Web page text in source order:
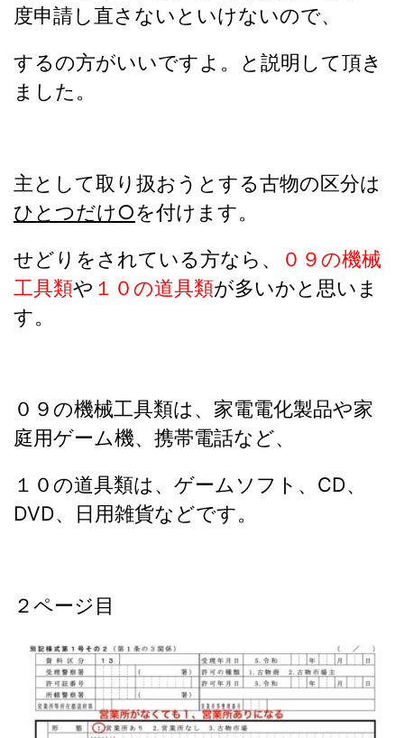
度申請し直さないといけないので、
するの方がいいですよ。と説明して頂き
ました。
主として取り扱おうとする古物の区分は
ひとつだけ○を付けます。
せどりをされている方なら、
０９の機械
工具類や １０の道具類が多いかと思いま
す。
０９の機械工具類は、家電電化製品や家
庭用ゲーム機、携帯電話など、
１０の道具類は、ゲームソフト、CD、
DVD、日用雑貨などです。
２ページ目